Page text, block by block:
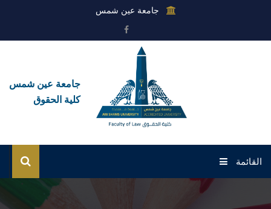
جامعة عين شمس
جامعة عين شمس
كلية الحقوق
القائمة